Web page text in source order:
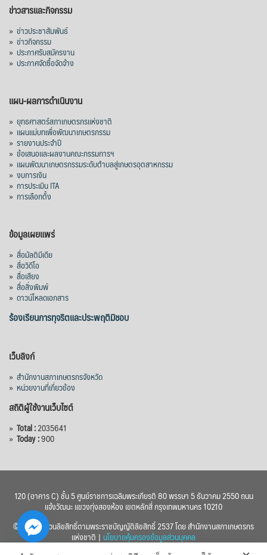
ข่าวสารและกิจกรรม
» ข่าวประชาสัมพันธ์
» ข่าวกิจกรรม
» ประกาศรับสมัครงาน
» ประกาศจัดซื้อจัดจ้าง
แผน-ผลการดำเนินงาน
» ยุทธศาสตร์สภาเกษตรกรแห่งชาติ
» แผนแม่บทเพื่อพัฒนาเกษตรกรรม
» รายงานประจำปี
» ข้อเสนอและผลงานคณะกรรมการฯ
» แผนพัฒนาเกษตรกรรมระดับตำบลสู่เกษตรอุตสาหกรรม
» งบการเงิน
» การประเมิน ITA
» การเลือกตั้ง
ข้อมูลเผยแพร่
» สื่อมัลติมีเดีย
» สื่อวิดีโอ
» สื่อเสียง
» สื่อสิ่งพิมพ์
» ดาวน์โหลดเอกสาร
ร้องเรียนการทุจริตและประพฤติมิชอบ
เว็บลิงก์
» สำนักงานสภาเกษตรกรจังหวัด
» หน่วยงานที่เกี่ยวข้อง
สถิติผู้ใช้งานเว็บไซต์
» Total :2035641
» Today :900
120 (อาคาร C) ชั้น 5 ศูนย์ราชการเฉลิมพระเกียรติ 80 พรรษา 5 ธันวาคม 2550 ถนน
แจ้งวัฒนะ แขวงทุ่งสองห้อง เขตหลักสี่ กรุงเทพมหานคร 10210
© 2560 สงวนลิขสิทธิ์ตามพระราชบัญญัติลิขสิทธิ์ 2537 โดย สำนักงานสภาเกษตรกร
แห่งชาติ | นโยบายคุ้มครองข้อมูลส่วนบุคคล